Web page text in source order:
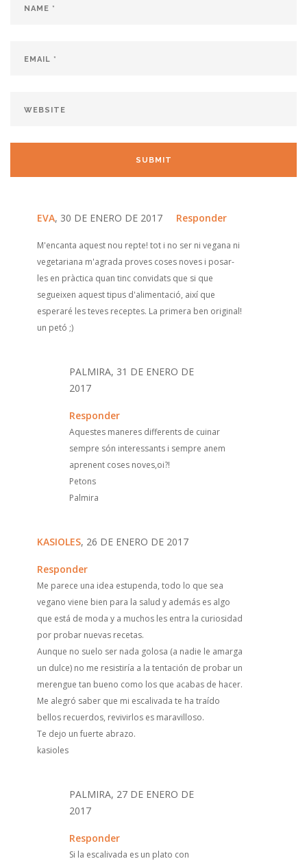
EVA, 30 DE ENERO DE 2017 Responder
M'encanta aquest nou repte! tot i no ser ni vegana ni
vegetariana m'agrada proves coses noves i posar-
les en pràctica quan tinc convidats que si que
segueixen aquest tipus d'alimentació, així que
esperaré les teves receptes. La primera ben original!
un petó ;)
PALMIRA, 31 DE ENERO DE
2017
Responder
Aquestes maneres differents de cuinar
sempre són interessants i sempre anem
aprenent coses noves,oi?!
Petons
Palmira
KASIOLES, 26 DE ENERO DE 2017
Responder
Me parece una idea estupenda, todo lo que sea
vegano viene bien para la salud y además es algo
que está de moda y a muchos les entra la curiosidad
por probar nuevas recetas.
Aunque no suelo ser nada golosa (a nadie le amarga
un dulce) no me resistiría a la tentación de probar un
merengue tan bueno como los que acabas de hacer.
Me alegró saber que mi escalivada te ha traído
bellos recuerdos, revivirlos es maravilloso.
Te dejo un fuerte abrazo.
kasioles
PALMIRA, 27 DE ENERO DE
2017
Responder
Si la escalivada es un plato con